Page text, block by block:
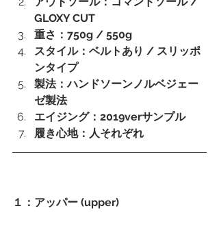
GLOXY CUT
重さ：750g / 550g
スタイル：ベルトあり / スリッポ
ンタイプ
製法：ハンドソーンノルベジェー
ゼ製法
エイジング：2019verサンプル
履き心地：人それぞれ
１：アッパー (upper)